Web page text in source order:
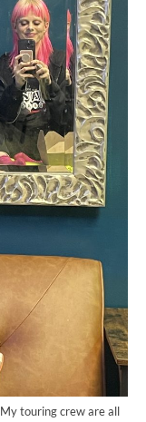
touring crew are all